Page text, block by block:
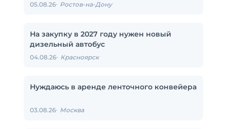
05.08.26 Ростов-на-Дону
На закупку в 2027 году нужен новый
дизельный автобус
04.08.26 Красноярск
Нуждаюсь в аренде ленточного конвейера
03.08.26 Москва